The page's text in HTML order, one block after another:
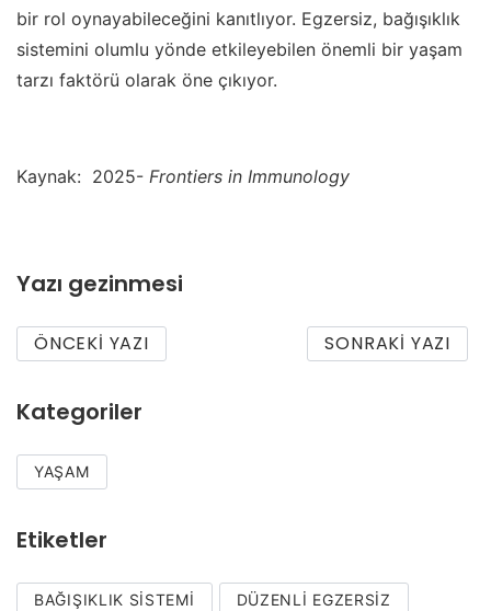
bir rol oynayabileceğini kanıtlıyor. Egzersiz, bağışıklık
sistemini olumlu yönde etkileyebilen önemli bir yaşam
tarzı faktörü olarak öne çıkıyor.
Kaynak: 2025- Frontiers in Immunology
Yazı gezinmesi
ÖNCEKI YAZI SONRAKI YAZI
Kategoriler
YAŞAM
Etiketler
BAĞIŞIKLIK SISTEMI DÜZENLI EGZERSIZ